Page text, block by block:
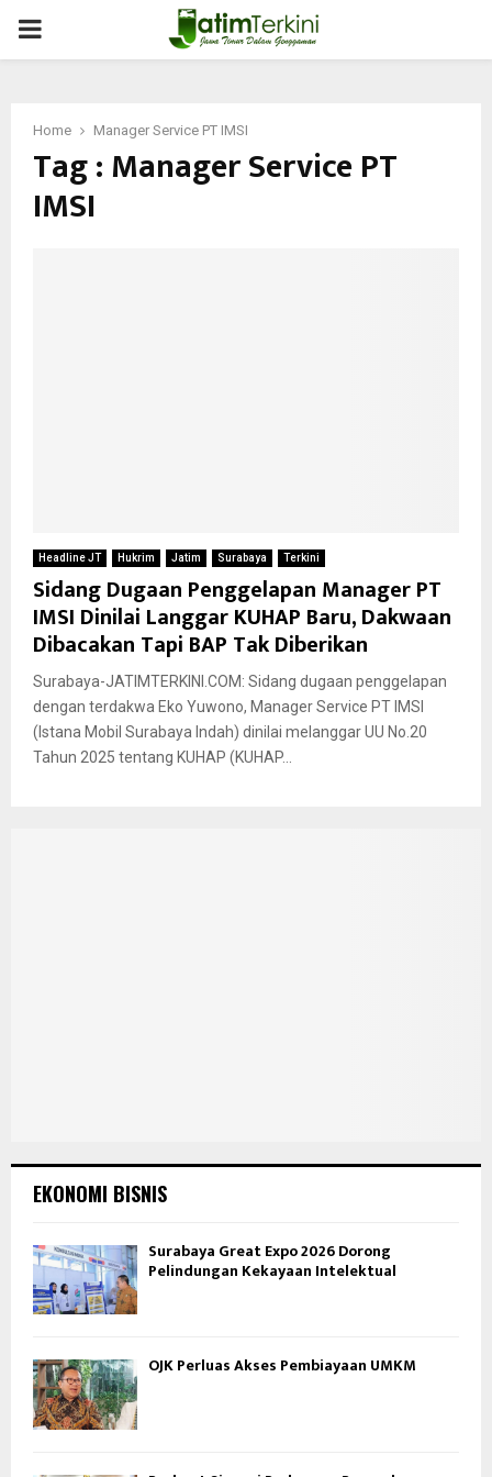
PRIMARY
Home Manager Service PT IMSI
Tag : Manager Service PT
IMSI
Headline JT Hukrim Jatim Surabaya Terkini
Sidang Dugaan Penggelapan Manager PT
IMSI Dinilai Langgar KUHAP Baru, Dakwaan
Dibacakan Tapi BAP Tak Diberikan
Surabaya-JATIMTERKINI.COM: Sidang dugaan penggelapan
dengan terdakwa Eko Yuwono, Manager Service PT IMSI
(Istana Mobil Surabaya Indah) dinilai melanggar UU No.20
Tahun 2025 tentang KUHAP (KUHAP...
EKONOMI BISNIS
Surabaya Great Expo 2026 Dorong
Pelindungan Kekayaan Intelektual
OJK Perluas Akses Pembiayaan UMKM